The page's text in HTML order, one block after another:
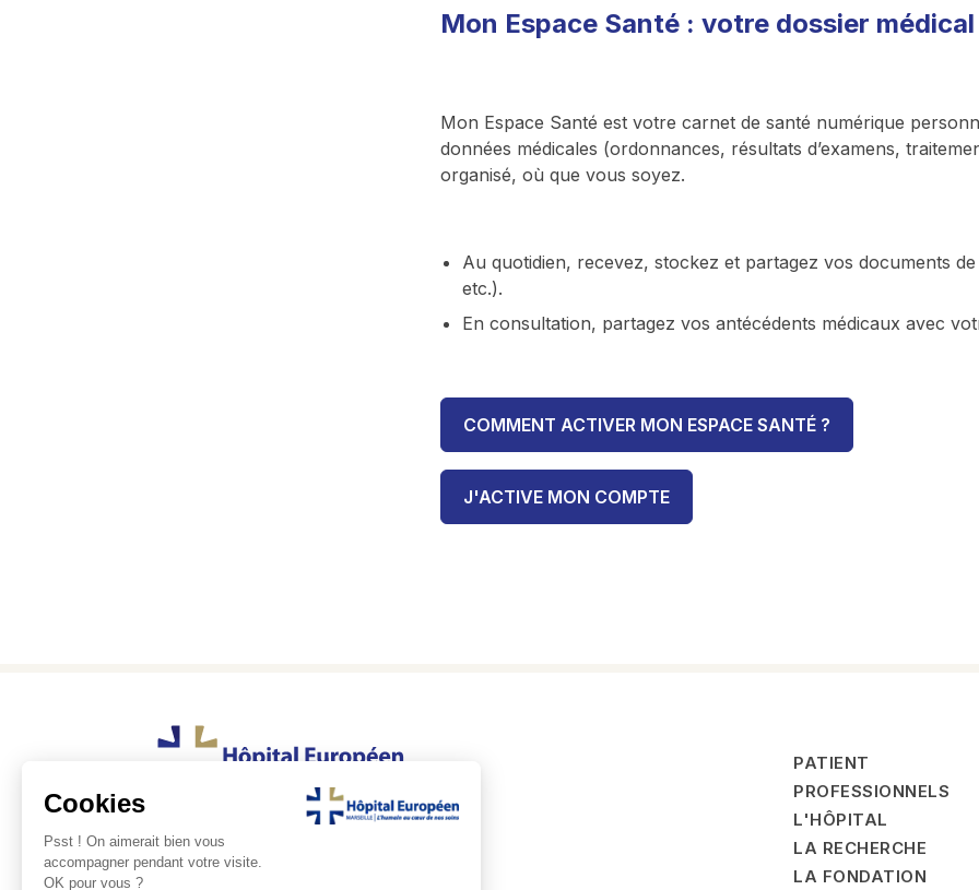
Mon Espace Santé : votre dossier
Mon Espace Santé est votre carnet de santé numérique
données médicales (ordonnances, résultats d’examens,
organisé, où que vous soyez.
Au quotidien, recevez, stockez et partagez vos documents
etc.).
En consultation, partagez vos antécédents médicaux avec
COMMENT ACTIVER MON ESPACE SANTÉ ?
J'ACTIVE MON COMPTE
PATIENT
PROFESSIONNELS
L'HÔPITAL
LA RECHERCHE
LA FONDATION